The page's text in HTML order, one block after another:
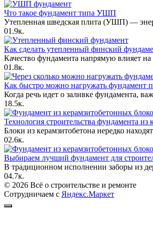
Что такое фундамент типа УШП
Утепленная шведская плита (УШП) —
01.9к.
Как сделать утепленный финский
Качество фундамента напрямую влияет на
01.8к.
Как быстро можно нагружать фундамент
Когда речь идет о заливке фундамента,
18.5к.
Технология строительства фундамента из
Блоки из керамзитобетона нередко
02.6к.
Выбираем лучший фундамент для
В традиционном исполнении заборы из
04.7к.
© 2026 Всё о строительстве и ремонте
Сотрудничаем с Яндекс.Маркет